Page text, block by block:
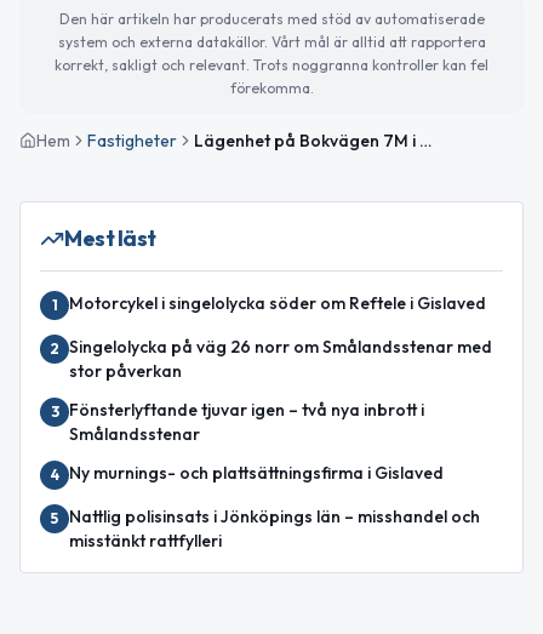
Den här artikeln har producerats med stöd av automatiserade
system och externa datakällor. Vårt mål är alltid att rapportera
korrekt, sakligt och relevant. Trots noggranna kontroller kan fel
förekomma.
Hem Fastigheter Lägenhet på Bokvägen 7M i Gislaved såld för 430 000 kronor
Mest läst
1 Motorcykel i singelolycka söder om Reftele i Gislaved
2 Singelolycka på väg 26 norr om Smålandsstenar med
stor påverkan
3
Fönsterlyftande tjuvar igen – två nya inbrott i
Smålandsstenar
4 Ny murnings- och plattsättningsfirma i Gislaved
5
Nattlig polisinsats i Jönköpings län – misshandel och
misstänkt rattfylleri